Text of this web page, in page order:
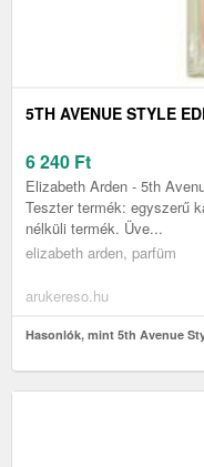
5TH AVENUE STYLE
6 240 Ft
Elizabeth Arden - 5th
Teszter termék: egyszerű
nélküli termék. Üve...
elizabeth arden, parfüm
arukereso.hu
Hasonlók, mint 5th Avenue